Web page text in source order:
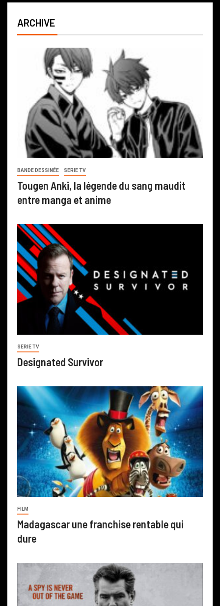
ARCHIVE
BANDE DESSINÉE SERIE TV
Tougen Anki, la légende du sang maudit
entre manga et anime
SERIE TV
Designated Survivor
FILM
Madagascar une franchise rentable qui
dure